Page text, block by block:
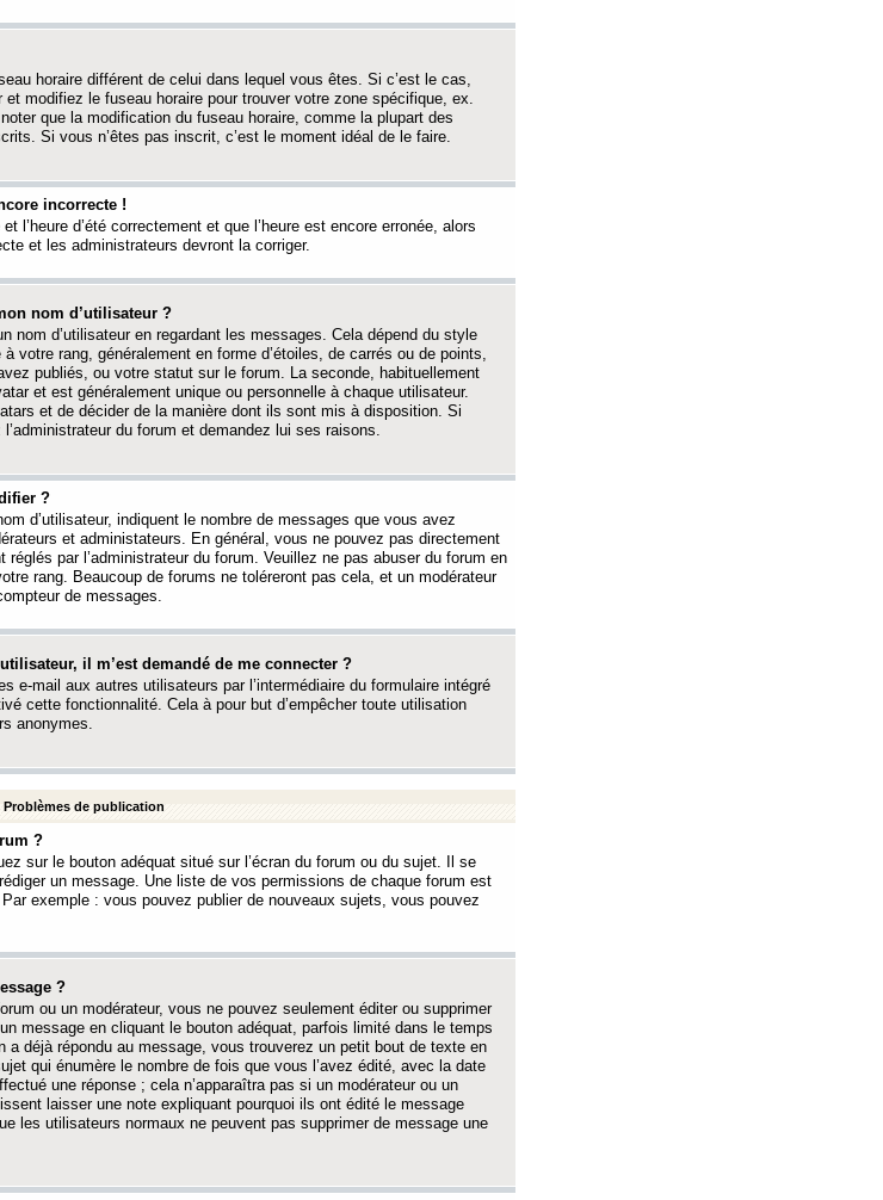
horaire différent de celui dans lequel vous êtes. Si c’est le cas,
modifiez le fuseau horaire pour trouver votre zone spécifique, ex.
que la modification du fuseau horaire, comme la plupart des
Si vous n’êtes pas inscrit, c’est le moment idéal de le faire.
incorrecte !
l’heure d’été correctement et que l’heure est encore erronée, alors
et les administrateurs devront la corriger.
nom d’utilisateur ?
nom d’utilisateur en regardant les messages. Cela dépend du style
votre rang, généralement en forme d’étoiles, de carrés ou de points,
publiés, ou votre statut sur le forum. La seconde, habituellement
et est généralement unique ou personnelle à chaque utilisateur.
et de décider de la manière dont ils sont mis à disposition. Si
du forum et demandez lui ses raisons.
?
d’utilisateur, indiquent le nombre de messages que vous avez
et administateurs. En général, vous ne pouvez pas directement
par l’administrateur du forum. Veuillez ne pas abuser du forum en
rang. Beaucoup de forums ne toléreront pas cela, et un modérateur
de messages.
il m’est demandé de me connecter ?
e-mail aux autres utilisateurs par l’intermédiaire du formulaire intégré
cette fonctionnalité. Cela à pour but d’empêcher toute utilisation
anonymes.
Problèmes de publication
?
sur le bouton adéquat situé sur l’écran du forum ou du sujet. Il se
un message. Une liste de vos permissions de chaque forum est
exemple : vous pouvez publier de nouveaux sujets, vous pouvez
?
ou un modérateur, vous ne pouvez seulement éditer ou supprimer
message en cliquant le bouton adéquat, parfois limité dans le temps
a déjà répondu au message, vous trouverez un petit bout de texte en
qui énumère le nombre de fois que vous l’avez édité, avec la date
une réponse ; cela n’apparaîtra pas si un modérateur ou un
laisser une note expliquant pourquoi ils ont édité le message
les utilisateurs normaux ne peuvent pas supprimer de message une